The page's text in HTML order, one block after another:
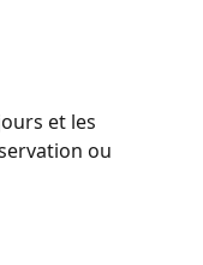
et les
ou